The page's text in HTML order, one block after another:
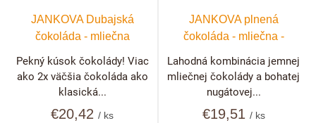
JANKOVA Dubajská
čokoláda - mliečna
€20,42/ ks
Pekný kúsok čokolády! Viac
ako 2x väčšia čokoláda ako
klasická...
JANKOVA plnená
čokoláda - mliečna -
€19,51 / ks
Lahodná kombinácia jemnej
mliečnej čokolády a bohatej
nugátovej...